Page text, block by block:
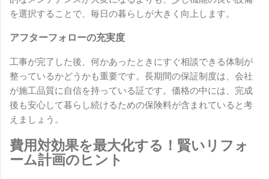
を選択することで、毎日の暮らしが大きく向上します。
アフターフォローの充実度
工事が完了した後、何かあったときにすぐ相談できる体制が
整っているかどうかも重要です。長期間の保証制度は、会社
が施工品質に自信を持っている証です。価格の中には、完成
後も安心して暮らし続けるための保険料が含まれていると考
えましょう。
費用対効果を最大化する！賢いリフォ
ーム計画のヒント